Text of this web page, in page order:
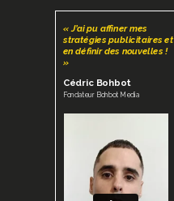
« J’ai pu affiner mes
stratégies publicitaires et
en définir des nouvelles !
»
Cédric Bohbot
Fondateur Bohbot Media